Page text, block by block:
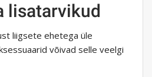
lisatarvikud
liigsete ehetega üle
võivad selle veelgi